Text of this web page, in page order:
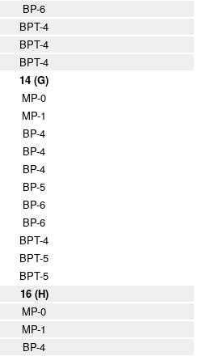
BP-6
BPT-4
BPT-4
BPT-4
14 (G)
MP-0
MP-1
BP-4
BP-4
BP-4
BP-5
BP-6
BP-6
BPT-4
BPT-5
BPT-5
16 (H)
MP-0
MP-1
BP-4